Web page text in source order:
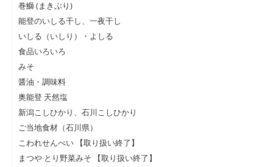
巻鰤 (まきぶり)
能登のいしる干し、一夜干し
いしる（いしり）・よしる
食品いろいろ
みそ
醤油・調味料
奥能登 天然塩
新潟こしひかり、石川こしひかり
ご当地食材（石川県）
こわれせんべい 【取り扱い終了】
まつや とり野菜みそ 【取り扱い終了】